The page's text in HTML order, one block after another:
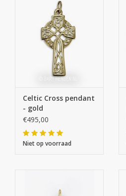
Celtic Cross pendant
- gold
€495,00
Niet op voorraad